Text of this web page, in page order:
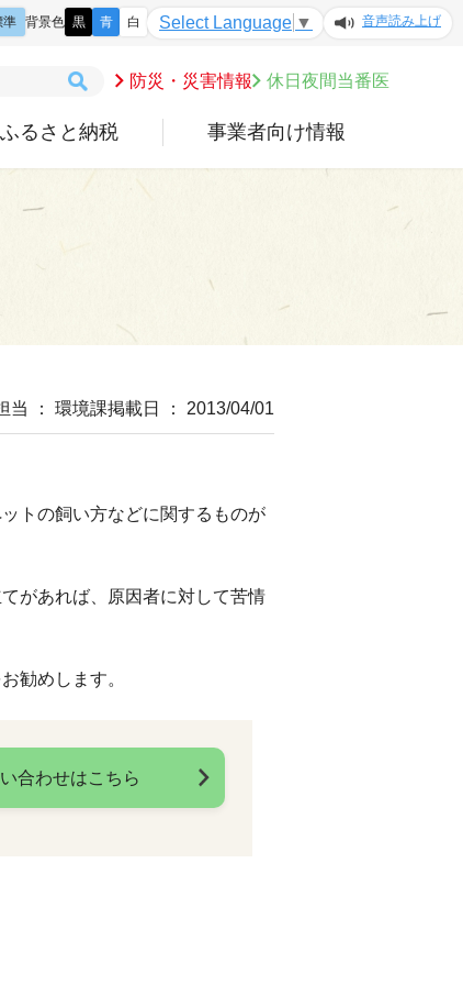
防災・災害情報 休日夜間当番医
ふるさと納税 事業者向け情報
準 背景色 黒 青 白 Select Language ▼ 音声読み上げ
当 ： 環境課掲載日 ： 2013/04/01
トの飼い方などに関するものが
があれば、原因者に対して苦情
勧めします。
合わせはこちら